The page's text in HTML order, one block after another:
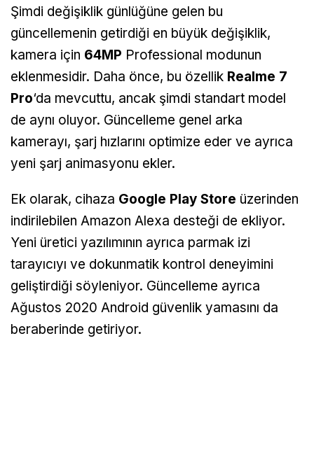
Şimdi değişiklik günlüğüne gelen bu
güncellemenin getirdiği en büyük değişiklik,
kamera için 64MP Professional modunun
eklenmesidir. Daha önce, bu özellik Realme 7
Pro‘da mevcuttu, ancak şimdi standart model
de aynı oluyor. Güncelleme genel arka
kamerayı, şarj hızlarını optimize eder ve ayrıca
yeni şarj animasyonu ekler.
Ek olarak, cihaza Google Play Store üzerinden
indirilebilen Amazon Alexa desteği de ekliyor.
Yeni üretici yazılımının ayrıca parmak izi
tarayıcıyı ve dokunmatik kontrol deneyimini
geliştirdiği söyleniyor. Güncelleme ayrıca
Ağustos 2020 Android güvenlik yamasını da
beraberinde getiriyor.